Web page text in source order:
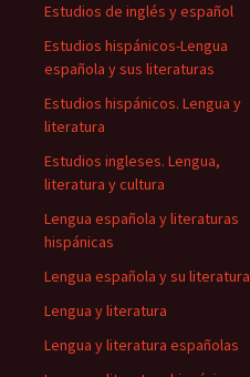
Estudios de inglés y español
Estudios hispánicos-Lengua
española y sus literaturas
Estudios hispánicos. Lengua y
literatura
Estudios ingleses. Lengua,
literatura y cultura
Lengua española y literaturas
hispánicas
Lengua española y su literatura
Lengua y literatura
Lengua y literatura españolas